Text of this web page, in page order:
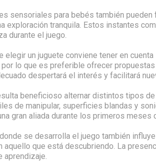
sensoriales para bebés también
exploración tranquila. Estos instantes
durante el juego.
elegir un juguete conviene tener en
lo que es preferible ofrecer
despertará el interés y facilitará
beneficioso alternar distintos tipos
de manipular, superficies blandas y
gran aliada durante los primeros meses
se desarrolla el juego también
aquello que está descubriendo. La
aprendizaje.